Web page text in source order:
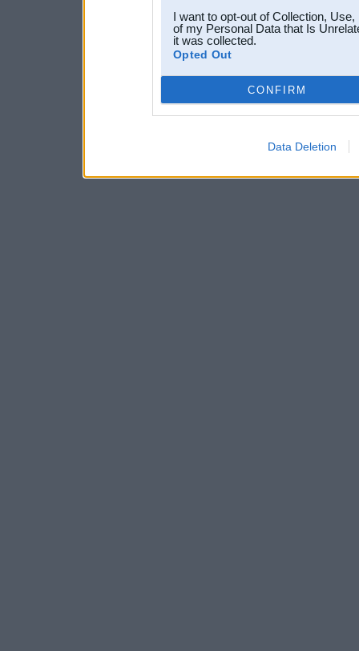
I want to opt-out of Collection,
of my Personal Data that Is
it was collected.
Opted Out
CONFIRM
Data Deletion